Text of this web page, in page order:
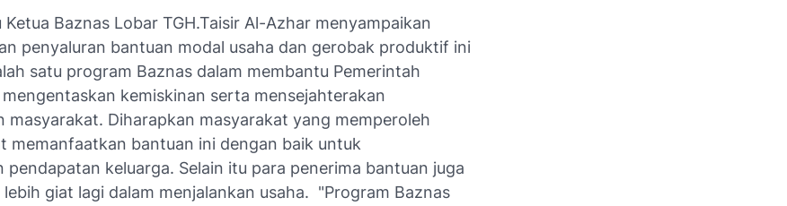
Ketua Baznas Lobar TGH.Taisir Al-Azhar menyampaikan
penyaluran bantuan modal usaha dan gerobak produktif ini
satu program Baznas dalam membantu Pemerintah
kemiskinan serta mensejahterakan
masyarakat. Diharapkan masyarakat yang memperoleh
memanfaatkan bantuan ini dengan baik untuk
pendapatan keluarga. Selain itu para penerima bantuan juga
giat lagi dalam menjalankan usaha. "Program Baznas